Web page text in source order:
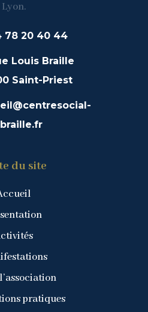
Lyon.
78 20 40 44
Louis Braille
Saint-Priest
du site
pratiques